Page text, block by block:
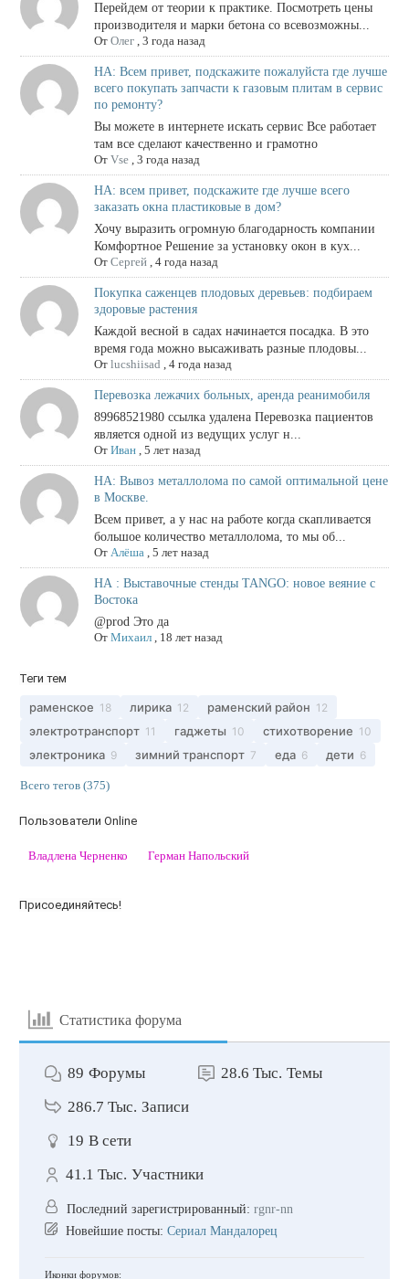
Перейдем от теории к практике. Посмотреть цены
производителя и марки бетона со всевозможны...
От Олег, 3 года назад
НА: Всем привет, подскажите пожалуйста где лучше
всего покупать запчасти к газовым плитам в сервис
по ремонту?
Вы можете в интернете искать сервис Все работает
там все сделают качественно и грамотно
От Vse, 3 года назад
НА: всем привет, подскажите где лучше всего
заказать окна пластиковые в дом?
Хочу выразить огромную благодарность компании
Комфортное Решение за установку окон в кух...
От Сергей, 4 года назад
Покупка саженцев плодовых деревьев: подбираем
здоровые растения
Каждой весной в садах начинается посадка. В это
время года можно высаживать разные плодовы...
От lucshiisad , 4 года назад
Перевозка лежачих больных, аренда реанимобиля
89968521980 ссылка удалена Перевозка пациентов
является одной из ведущих услуг н...
От Иван, 5 лет назад
НА: Вывоз металлолома по самой оптимальной цене
в Москве.
Всем привет, а у нас на работе когда скапливается
большое количество металлолома, то мы об...
От Алёша, 5 лет назад
НА : Выставочные стенды TANGO: новое веяние с
Востока
@prod Это да
От Михаил, 18 лет назад
Теги тем
раменское 18 лирика 12 раменский район 12
электротранспорт 11 гаджеты 10 стихотворение 10
электроника 9 зимний транспорт 7 еда 6 дети 6
Всего тегов (375)
Пользователи Online
Владлена Черненко Герман Напольский
Присоединяйтесь!
Статистика форума
89 Форумы 28.6 Тыс. Темы
286.7 Тыс. Записи
19 В сети
41.1 Тыс. Участники
Последний зарегистрированный: rgnr-nn
Новейшие посты: Сериал Мандалорец
Иконки форумов: